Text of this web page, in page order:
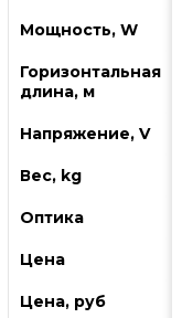
Мощность, W
Горизонтальная
длина, м
Напряжение, V
Вес, kg
Оптика
Цена
Цена, руб